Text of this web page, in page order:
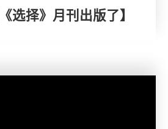
选择》月刊出版了】